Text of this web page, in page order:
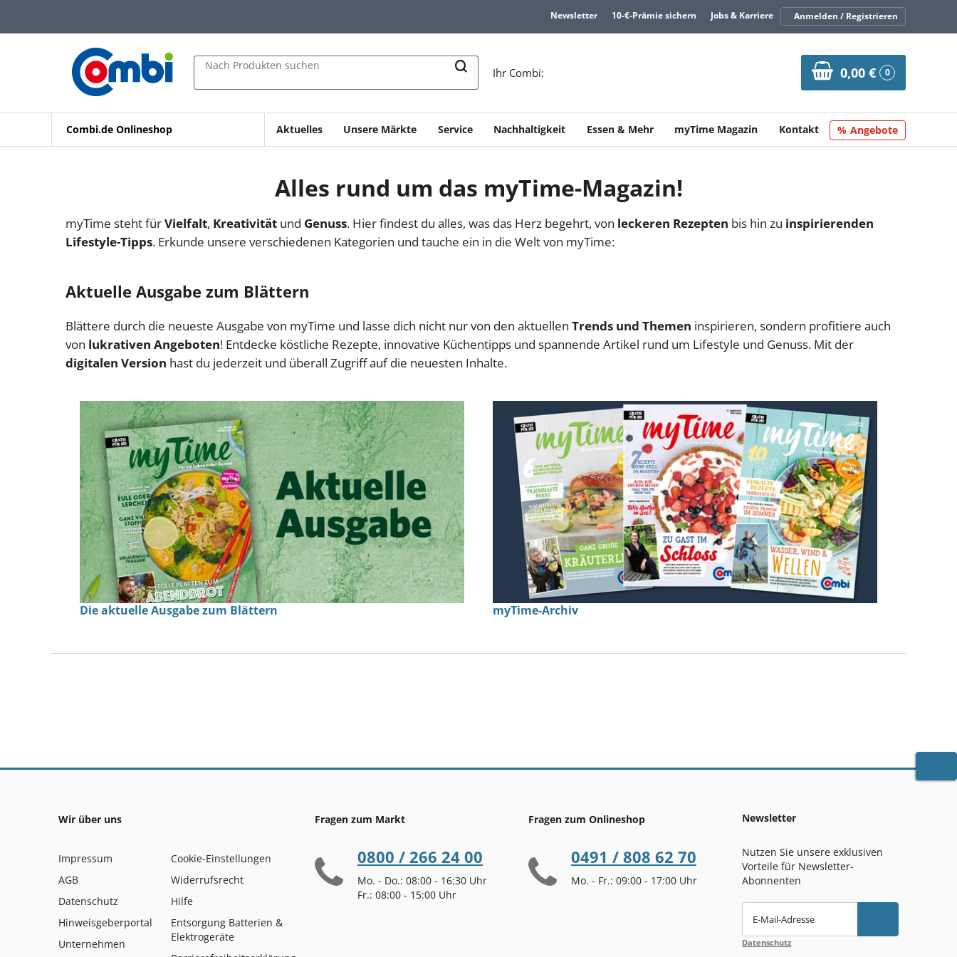
Zur Navigation springen
Zur Suche springen
Newsletter 10-€-Prämie sichern Jobs & Karriere Anmelden / Registrieren
Nach Produkten suchen
Ihr Combi: 0,00 € 0
Combi.de Onlineshop Aktuelles Unsere Märkte Service Nachhaltigkeit Essen & Mehr myTime Magazin Kontakt Angebote
Alles rund um das myTime-Magazin!
myTime steht fürVielfalt, Kreativität und Genuss. Hier findest du alles, was das Herz begehrt, von leckeren Rezepten bis hin zu inspirierenden
Lifestyle-Tipps. Erkunde unsere verschiedenen Kategorien und tauche ein in die Welt von myTime:
Aktuelle Ausgabe zum Blättern
Blättere durch die neueste Ausgabe von myTime und lasse dich nicht nur von den aktuellen Trends und Themen inspirieren, sondern profitiere auch
von lukrativen Angeboten! Entdecke köstliche Rezepte, innovative Küchentipps und spannende Artikel rund um Lifestyle und Genuss. Mit der
digitalen Version hast du jederzeit und überall Zugriff auf die neuesten Inhalte.
Die aktuelle Ausgabe zum Blättern myTime-Archiv
Wir über uns
Impressum
AGB
Datenschutz
Hinweisgeberportal
Unternehmen
Cookie-Einstellungen
Widerrufsrecht
Hilfe
Entsorgung Batterien &
Elektrogeräte
Fragen zum Markt
0800 / 266 24 00
Mo. - Do.: 08:00 - 16:30 Uhr
Fr.: 08:00 - 15:00 Uhr
Fragen zum Onlineshop
0491 / 808 62 70
Mo. - Fr.: 09:00 - 17:00 Uhr
Newsletter
Nutzen Sie unsere exklusiven
Vorteile für Newsletter-
Abonnenten
E-Mail-Adresse
Datenschutz